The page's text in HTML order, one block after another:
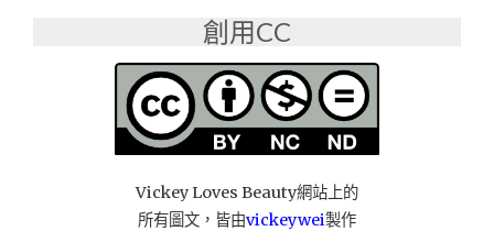
創用CC
Vickey Loves Beauty網站上的
所有圖文，皆由vickeywei製作